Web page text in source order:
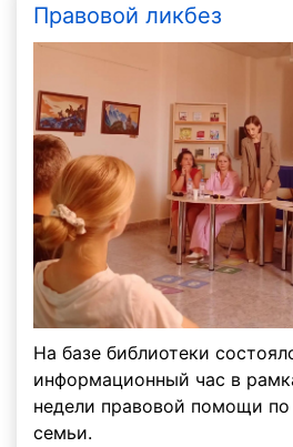
Правовой ликбез
На базе библиотеки
информационный час в
недели правовой помощи
семьи.